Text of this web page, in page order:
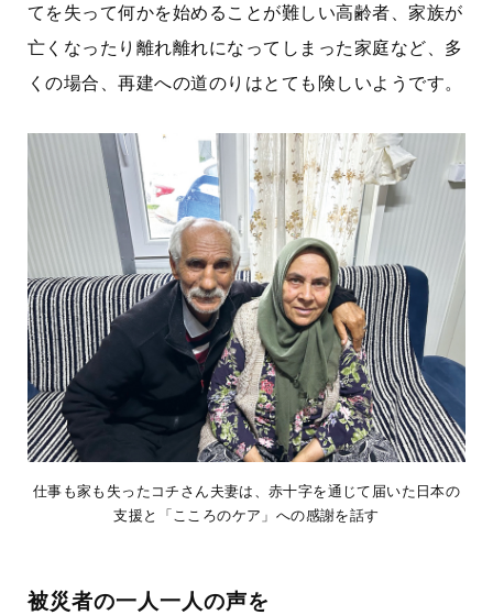
てを失って何かを始めることが難しい高齢者、家族が
亡くなったり離れ離れになってしまった家庭など、多
くの場合、再建への道のりはとても険しいようです。
仕事も家も失ったコチさん夫妻は、赤十字を通じて届いた日本の
支援と「こころのケア」への感謝を話す
被災者の一人一人の声を